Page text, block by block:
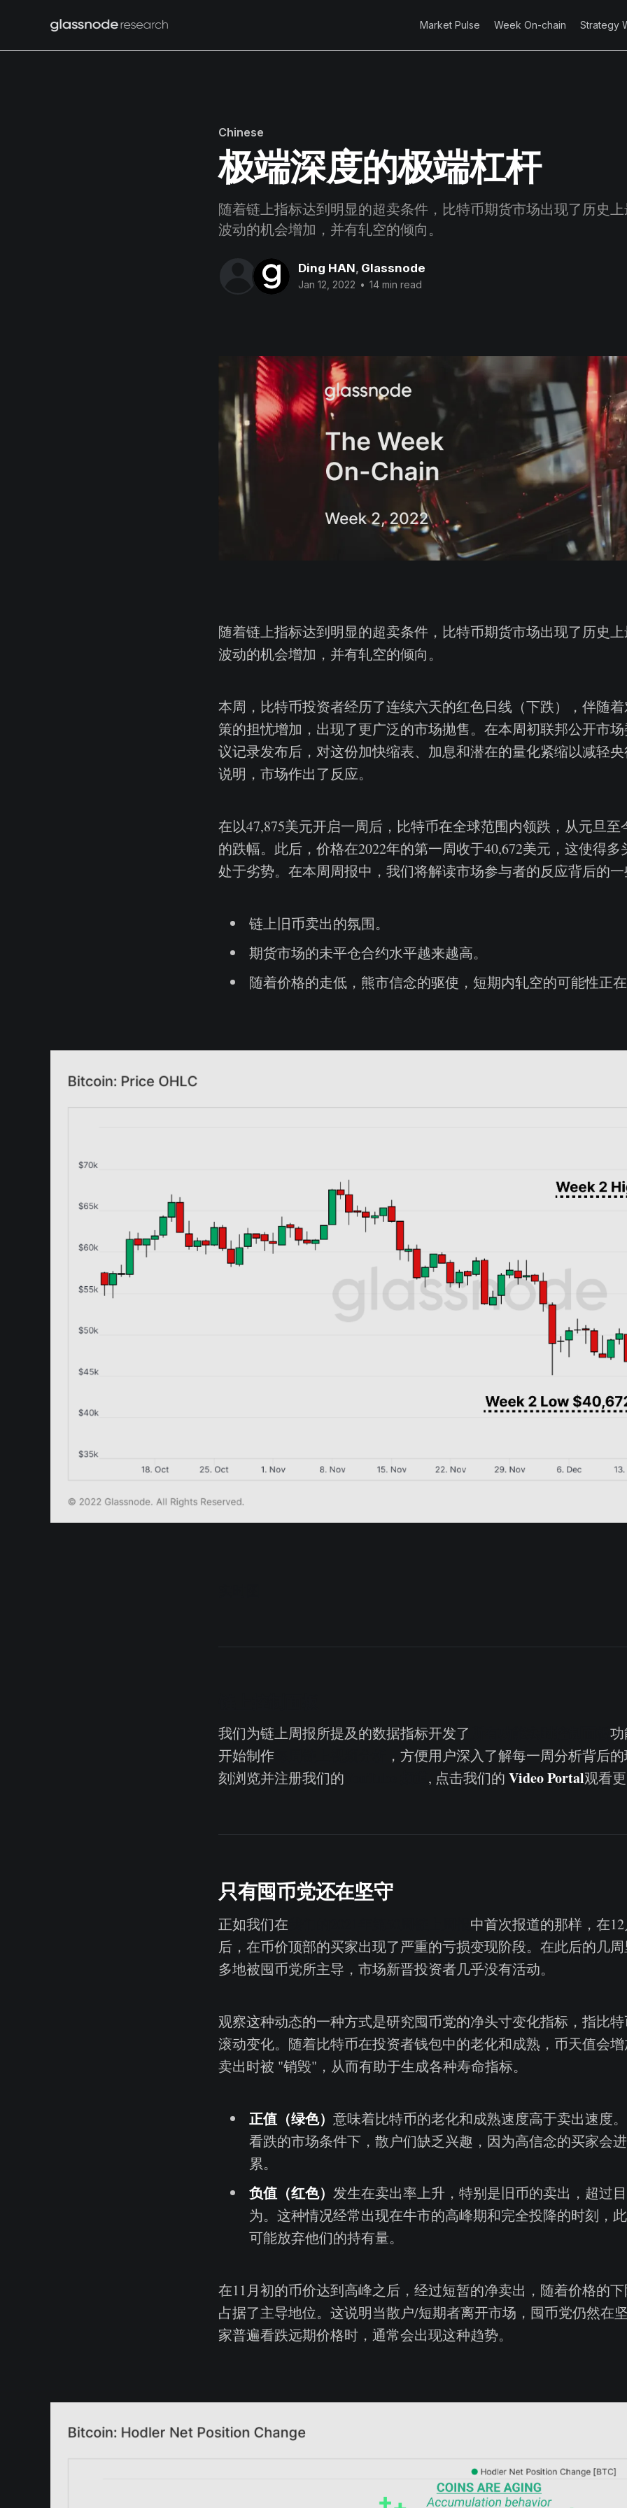
Market Pulse Week On-chain Strategy
Chinese
极端深度的极端杠杆
随着链上指标达到明显的超卖条件，比特币期货市场出现了历史
波动的机会增加，并有轧空的倾向。
Ding HAN, Glassnode
Jan 12, 2022 • 14 min read
随着链上指标达到明显的超卖条件，比特币期货市场出现了历史
波动的机会增加，并有轧空的倾向。
本周，比特币投资者经历了连续六天的红色日线（下跌），伴随
策的担忧增加，出现了更广泛的市场抛售。在本周初联邦公开市
议记录发布后，对这份加快缩表、加息和潜在的量化紧缩以减轻
说明，市场作出了反应。
在以47,875美元开启一周后，比特币在全球范围内领跌，从元旦至
的跌幅。此后，价格在2022年的第一周收于40,672美元，这使得
处于劣势。在本周周报中，我们将解读市场参与者的反应背后的
链上旧币卖出的氛围。
期货市场的未平仓合约水平越来越高。
随着价格的走低，熊市信念的驱使，短期内轧空的可能性正
我们为链上周报所提及的数据指标开发了
开始制作
，方便用户深入了解每一周分析背后
刻浏览并注册我们的
, 点击我们的 Video Portal观看
只有囤币党还在坚守
正如我们在
中首次报道的那样，在
后，在币价顶部的买家出现了严重的亏损变现阶段。在此后的几
多地被囤币党所主导，市场新晋投资者几乎没有活动。
观察这种动态的一种方式是研究囤币党的净头寸变化指标，指比
滚动变化。随着比特币在投资者钱包中的老化和成熟，币天值会
卖出时被 "销毁"，从而有助于生成各种寿命指标。
正值（绿色） 意味着比特币的老化和成熟速度高于卖出速度
看跌的市场条件下，散户们缺乏兴趣，因为高信念的买家会
累。
负值（红色） 发生在卖出率上升，特别是旧币的卖出，超过
为。这种情况经常出现在牛市的高峰期和完全投降的时刻，
可能放弃他们的持有量。
在11月初的币价达到高峰之后，经过短暂的净卖出，随着价格的
占据了主导地位。这说明当散户/短期者离开市场，囤币党仍然在
家普遍看跌远期价格时，通常会出现这种趋势。